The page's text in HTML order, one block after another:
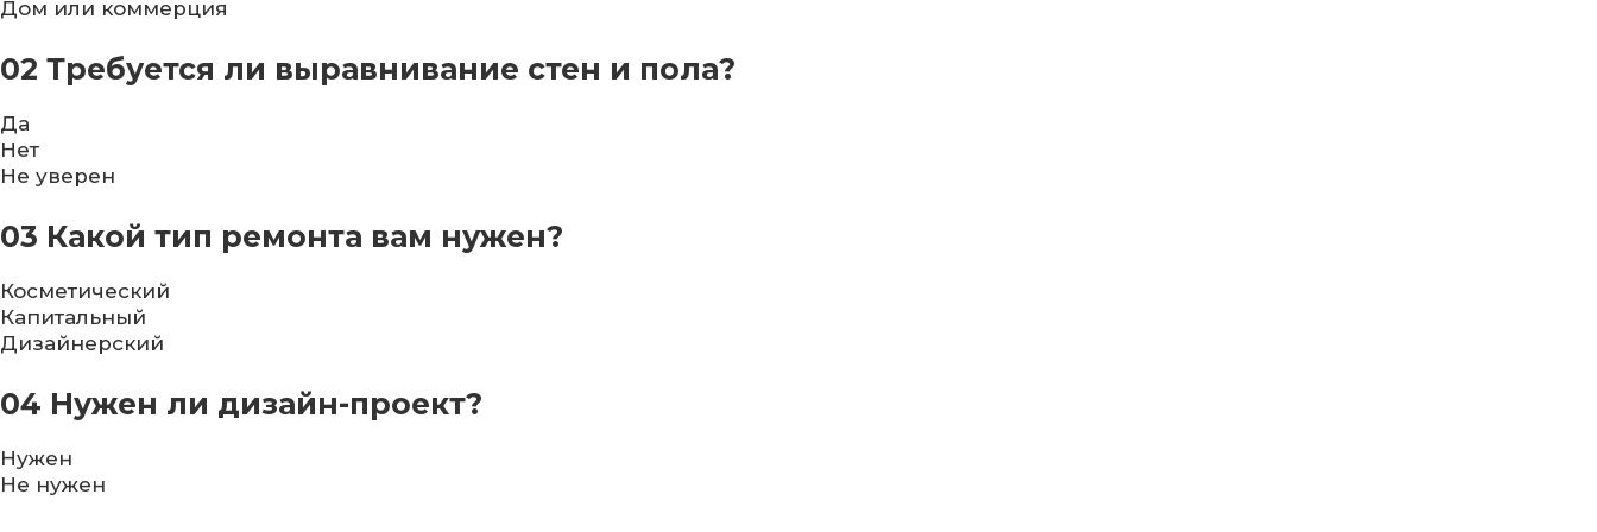
Дом или коммерция
02 Требуется ли выравнивание стен и пола?
Да
Нет
Не уверен
03 Какой тип ремонта вам нужен?
Косметический
Капитальный
Дизайнерский
04 Нужен ли дизайн-проект?
Нужен
Не нужен